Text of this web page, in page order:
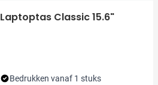
Laptoptas Classic 15.6"
Bedrukken vanaf 1 stuks